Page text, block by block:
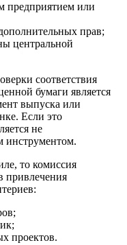
предприятием или
прав;
центральной
соответствия
бумаги является
выпуска или
Если это
не
инструментом.
то комиссия
привлечения
проектов.